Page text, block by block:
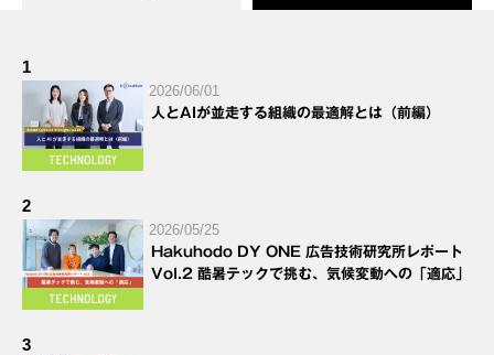
1
2026/06/01
人とAIが並走する組織の最適解とは（前編）
2
2026/05/25
Hakuhodo DY ONE 広告技術研究所レポート
Vol.2 酷暑テックで挑む、気候変動への「適応」
3